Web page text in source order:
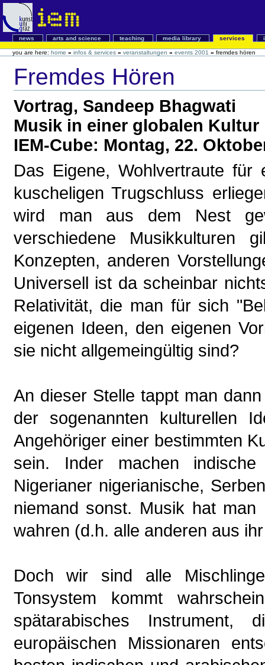
news arts and science teaching media library services
you are here: home » infos & services » veranstaltungen » events 2001 » fremdes hören
Fremdes Hören
Vortrag, Sandeep Bhagwati
Musik in einer globalen Kultur
IEM-Cube: Montag, 22.
Das Eigene, Wohlvertraute
kuscheligen Trugschluss
wird man aus dem Nest
verschiedene Musikkulturen
Konzepten, anderen
Universell ist da scheinbar
Relativität, die man für sich
eigenen Ideen, den eigenen
sie nicht allgemeingültig sind?
An dieser Stelle tappt man
der sogenannten kulturellen
Angehöriger einer bestimmten
sein. Inder machen indische
Nigerianer nigerianische,
niemand sonst. Musik hat
wahren (d.h. alle anderen aus
Doch wir sind alle
Tonsystem kommt
spätarabisches Instrument,
europäischen Missionaren